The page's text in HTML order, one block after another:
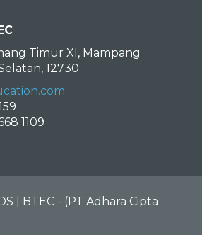
Timur XI, Mampang
12730
1109
| BTEC - (PT Adhara Cipta